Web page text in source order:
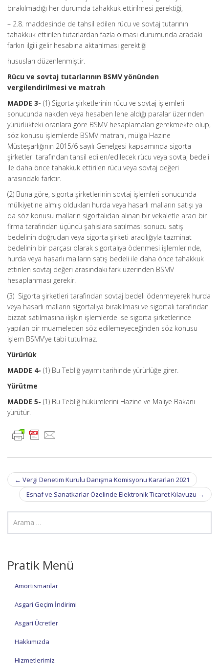
bırakılmadığı her durumda tahakkuk ettirilmesi gerektiği,
– 2.8. maddesinde de tahsil edilen rücu ve sovtaj tutarının
tahakkuk ettirilen tutarlardan fazla olması durumunda aradaki
farkın ilgili gelir hesabına aktarılması gerektiği
hususları düzenlenmiştir.
Rücu ve sovtaj tutarlarının BSMV yönünden
vergilendirilmesi ve matrah
MADDE 3- (1) Sigorta şirketlerinin rücu ve sovtaj işlemleri
sonucunda nakden veya hesaben lehe aldığı paralar üzerinden
yürürlükteki oranlara göre BSMV hesaplamaları gerekmekte olup,
söz konusu işlemlerde BSMV matrahı, mülga Hazine
Müsteşarlığının 2015/6 sayılı Genelgesi kapsamında sigorta
şirketleri tarafından tahsil edilen/edilecek rücu veya sovtaj bedeli
ile daha önce tahakkuk ettirilen rücu veya sovtaj değeri
arasındaki farktır.
(2) Buna göre, sigorta şirketlerinin sovtaj işlemleri sonucunda
mülkiyetine almış oldukları hurda veya hasarlı malların satışı ya
da söz konusu malların sigortalıdan alınan bir vekaletle aracı bir
firma tarafından üçüncü şahıslara satılması sonucu satış
bedelinin doğrudan veya sigorta şirketi aracılığıyla tazminat
bedelinin bir parçası olarak sigortalıya ödenmesi işlemlerinde,
hurda veya hasarlı malların satış bedeli ile daha önce tahakkuk
ettirilen sovtaj değeri arasındaki fark üzerinden BSMV
hesaplanması gerekir.
(3) Sigorta şirketleri tarafından sovtaj bedeli ödenmeyerek hurda
veya hasarlı malların sigortalıya bırakılması ve sigortalı tarafından
bizzat satılmasına ilişkin işlemlerde ise sigorta şirketlerince
yapılan bir muameleden söz edilemeyeceğinden söz konusu
işlem BSMV’ye tabi tutulmaz.
Yürürlük
MADDE 4- (1) Bu Tebliğ yayımı tarihinde yürürlüğe girer.
Yürütme
MADDE 5- (1) Bu Tebliğ hükümlerini Hazine ve Maliye Bakanı
yürütür.
Post
navigation
← Vergi Denetim Kurulu Danışma Komisyonu Kararları 2021
Esnaf ve Sanatkarlar Özelinde Elektronik Ticaret Kılavuzu →
Pratik Menü
Amortismanlar
Asgari Geçim İndirimi
Asgari Ücretler
Hakkımızda
Hizmetlerimiz